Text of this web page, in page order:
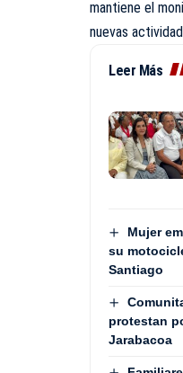
mantiene el
nuevas
Leer Más
Mujer
su
Santiago
protestan
Jarabacoa